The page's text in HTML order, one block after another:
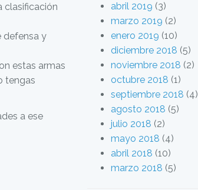
clasificación
defensa y
estas armas
tengas
a ese
abril 2019 (3)
marzo 2019 (2)
enero 2019 (10)
diciembre 2018 (5)
noviembre 2018 (2)
octubre 2018 (1)
septiembre 2018 (4)
agosto 2018 (5)
julio 2018 (2)
mayo 2018 (4)
abril 2018 (10)
marzo 2018 (5)